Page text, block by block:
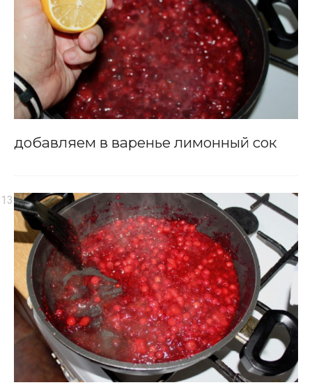
добавляем в варенье лимонный сок